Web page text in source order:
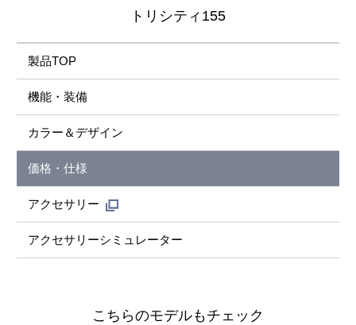
トリシティ155
製品TOP
機能・装備
カラー＆デザイン
価格・仕様
アクセサリー
アクセサリーシミュレーター
こちらのモデルもチェック